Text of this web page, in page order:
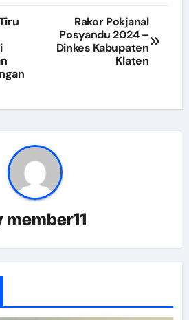
Rakor Pokjanal
Posyandu 2024 –
Dinkes Kabupaten
Klaten
member11